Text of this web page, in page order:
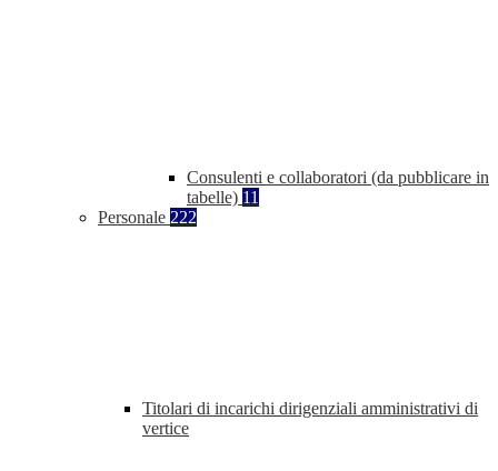
Consulenti e collaboratori (da pubblicare in
tabelle) 11
Personale 222
Titolari di incarichi dirigenziali amministrativi di
vertice